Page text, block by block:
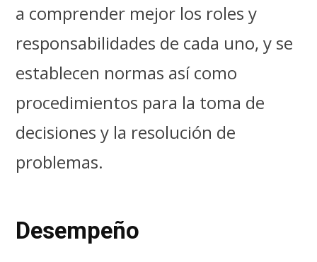
a comprender mejor los roles y
responsabilidades de cada uno, y se
establecen normas así como
procedimientos para la toma de
decisiones y la resolución de
problemas.
Desempeño